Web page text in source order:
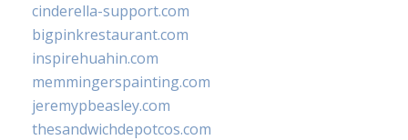
cinderella-support.com
bigpinkrestaurant.com
inspirehuahin.com
memmingerspainting.com
jeremypbeasley.com
thesandwichdepotcos.com